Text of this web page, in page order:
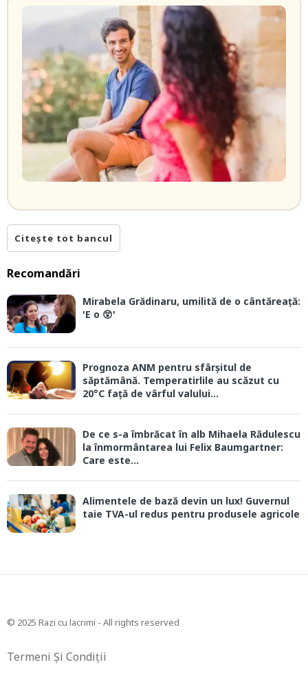
Citește tot bancul
Recomandări
Mirabela Grădinaru, umilită de o cântăreață:
'E o 😲'
Prognoza ANM pentru sfârșitul de
săptămână. Temperatirlile au scăzut cu
20°C față de vârful valului...
De ce s-a îmbrăcat în alb Mihaela Rădulescu
la înmormântarea lui Felix Baumgartner:
Care este...
Alimentele de bază devin un lux! Guvernul
taie TVA-ul redus pentru produsele agricole
© 2025 Razi cu lacrimi - All rights reserved
Termeni Și Condiții